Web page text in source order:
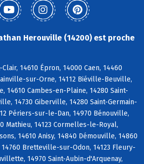
Herouville (14200) est proche
14610 Épron, 14000 Caen, 14460
sur-Orne, 14112 Biéville-Beuville,
14610 Cambes-en-Plaine, 14280 Saint-
14730 Giberville, 14280 Saint-Germain-
Périers-sur-le-Dan, 14970 Bénouville,
Mathieu, 14123 Cormelles-le-Royal,
14610 Anisy, 14840 Démouville, 14860
14760 Bretteville-sur-Odon, 14123 Fleury-
14970 Saint-Aubin-d'Arquenay,